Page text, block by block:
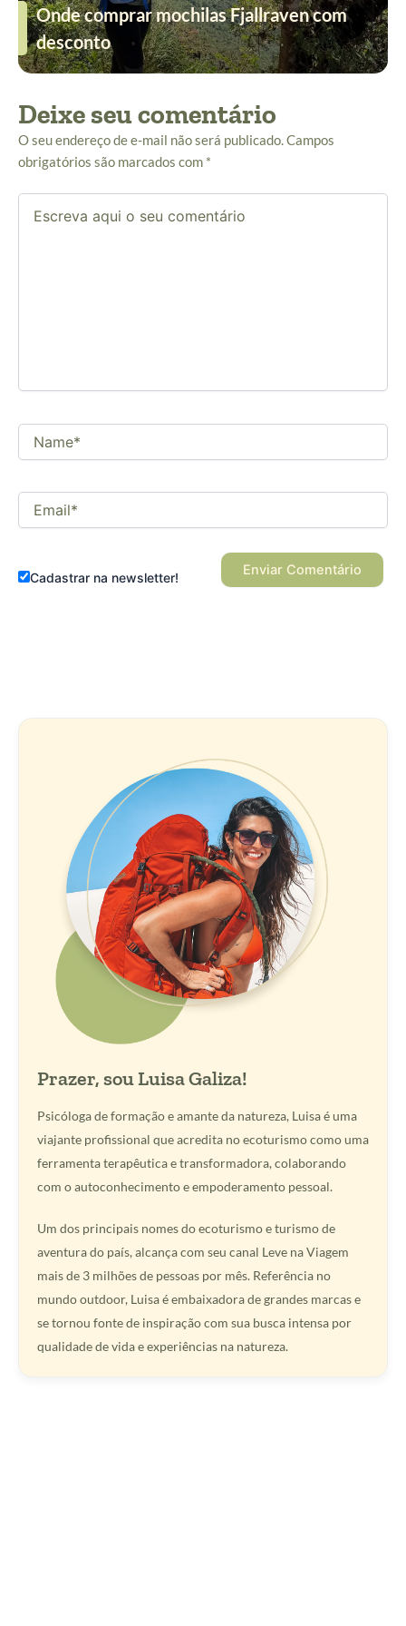
Onde comprar mochilas Fjallraven com
desconto
Deixe seu comentário
O seu endereço de e-mail não será publicado.Campos
obrigatórios são marcados com *
Escreva
aqui
Name*
Email*
Cadastrar na newsletter!
Prazer, sou Luisa Galiza!
Psicóloga de formação e amante da natureza, Luisa é uma
viajante profissional que acredita no ecoturismo como uma
ferramenta terapêutica e transformadora, colaborando
com o autoconhecimento e empoderamento pessoal.
Um dos principais nomes do ecoturismo e turismo de
aventura do país, alcança com seu canal Leve na Viagem
mais de 3 milhões de pessoas por mês. Referência no
mundo outdoor, Luisa é embaixadora de grandes marcas e
se tornou fonte de inspiração com sua busca intensa por
qualidade de vida e experiências na natureza.